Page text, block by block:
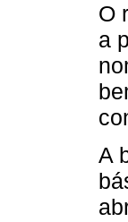
O
a
A